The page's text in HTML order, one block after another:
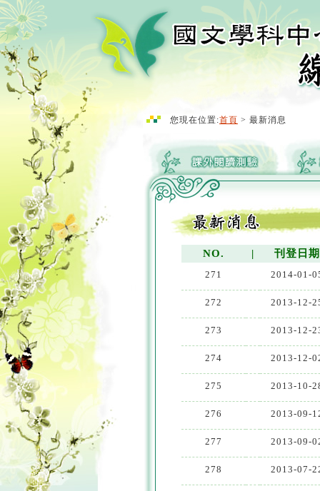
您現在位置:首頁 > 最新消息
NO. | 刊登日期
271 2014-01-
272 2013-12-
273 2013-12-
274 2013-12-
275 2013-10-
276 2013-09-
277 2013-09-
278 2013-07-